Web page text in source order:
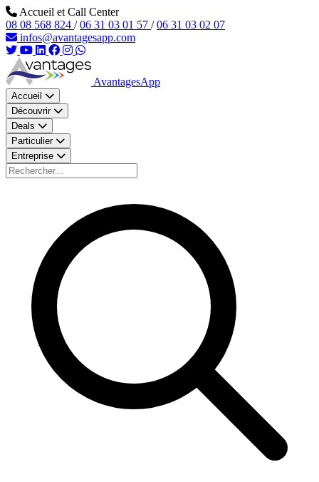
Aller au contenu principal
Accueil et Call Center
08 08 568 824 / 06 31 03 01 57 / 06 31 03 02 07
infos@avantagesapp.com
AvantagesApp
Accueil
Découvrir
Deals
Particulier
Entreprise